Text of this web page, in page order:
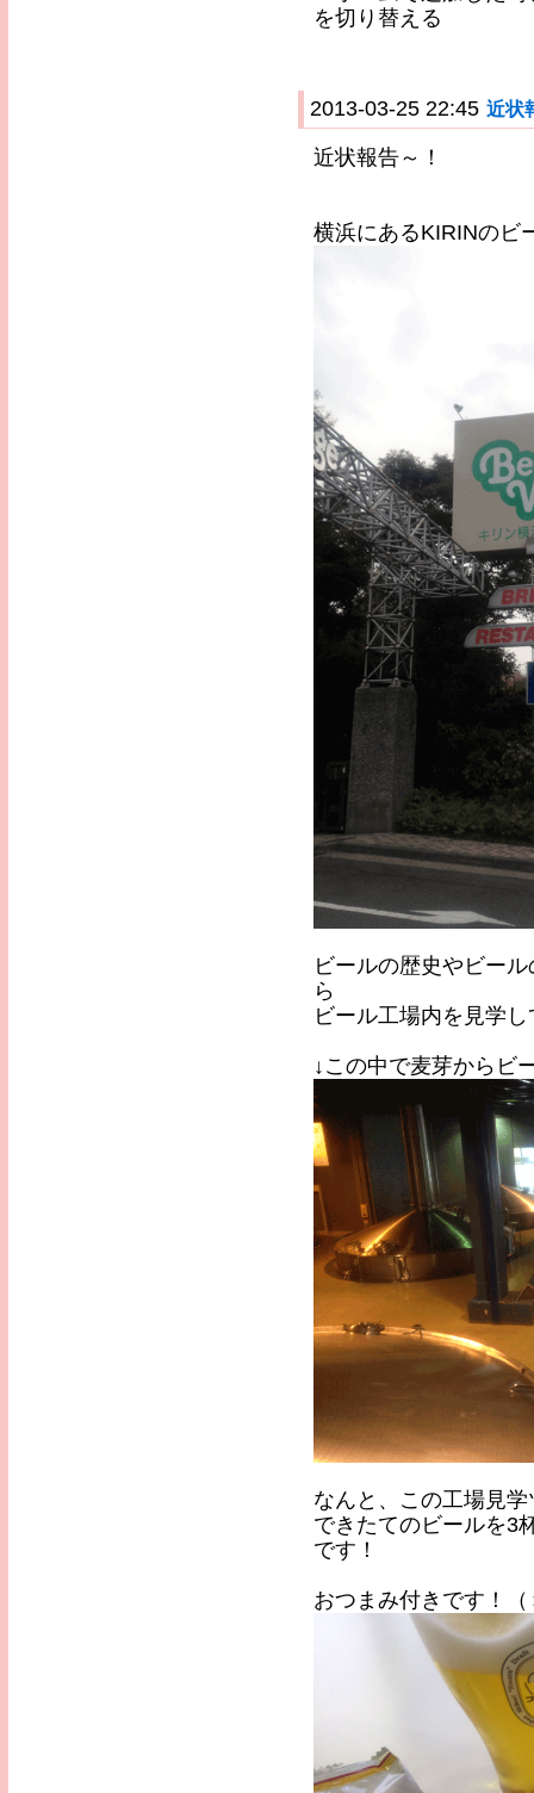
を切り替える
2013-03-25 22:45 近状
近状報告～！
横浜にあるKIRINのビ
ビールの歴史やビー
ら
ビール工場内を見学
↓この中で麦芽からビ
なんと、この工場見
できたてのビールを3
です！
おつまみ付きです！（